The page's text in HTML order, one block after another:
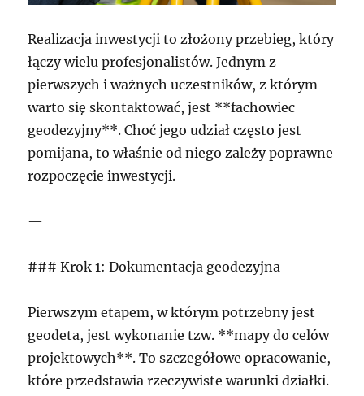
Realizacja inwestycji to złożony przebieg, który
łączy wielu profesjonalistów. Jednym z
pierwszych i ważnych uczestników, z którym
warto się skontaktować, jest **fachowiec
geodezyjny**. Choć jego udział często jest
pomijana, to właśnie od niego zależy poprawne
rozpoczęcie inwestycji.
—
### Krok 1: Dokumentacja geodezyjna
Pierwszym etapem, w którym potrzebny jest
geodeta, jest wykonanie tzw. **mapy do celów
projektowych**. To szczegółowe opracowanie,
które przedstawia rzeczywiste warunki działki.